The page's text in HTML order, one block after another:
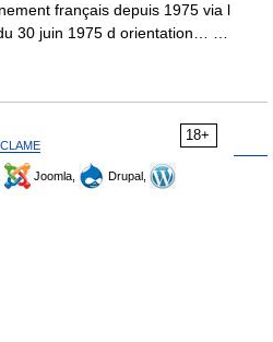
français depuis 1975 via l
30 juin 1975 d orientation… …
18+
Joomla,
Drupal,